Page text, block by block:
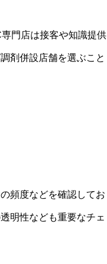
門店は接客や知識提供
剤併設店舗を選ぶこと
頻度などを確認してお
明性なども重要なチェ